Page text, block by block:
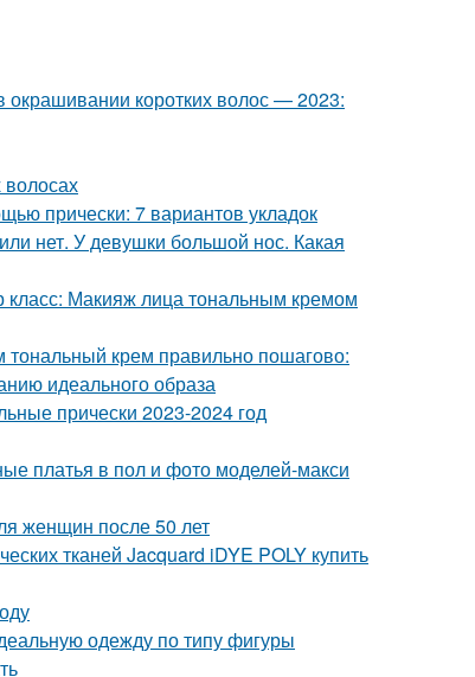
коротких волос — 2023:
прически: 7 вариантов укладок
нет. У девушки большой нос. Какая
класс: Макияж лица тональным кремом
крем правильно пошагово:
идеального образа
прически 2023-2024 год
платья в пол и фото моделей-макси
женщин после 50 лет
тканей Jacquard iDYE POLY купить
одежду по типу фигуры